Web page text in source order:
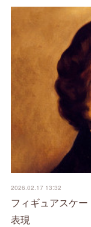
2026.02.17 13:32
フィギュアスケ
表現